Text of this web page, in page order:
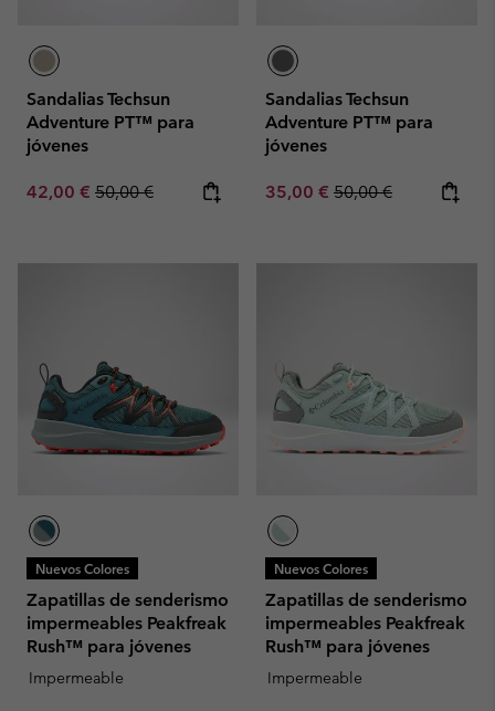
Sandalias Techsun
Adventure PT™ para
jóvenes
Sale price:
42,00 € Regular price:
50,00 €
Sandalias Techsun
Adventure PT™ para
jóvenes
Sale price:
35,00 € Regular price:
50,00 €
Nuevos Colores
Zapatillas de senderismo
impermeables Peakfreak
Rush™ para jóvenes
Impermeable
Nuevos Colores
Zapatillas de senderismo
impermeables Peakfreak
Rush™ para jóvenes
Impermeable